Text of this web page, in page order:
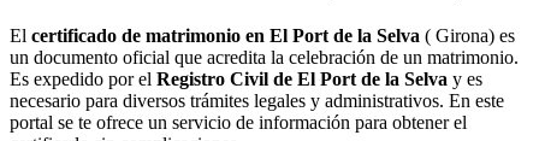
El certificado de matrimonio en El Port de la Selva ( Girona) es
un documento oficial que acredita la celebración de un matrimonio.
Es expedido por el Registro Civil de El Port de la Selva y es
necesario para diversos trámites legales y administrativos. En este
portal se te ofrece un servicio de información para obtener el